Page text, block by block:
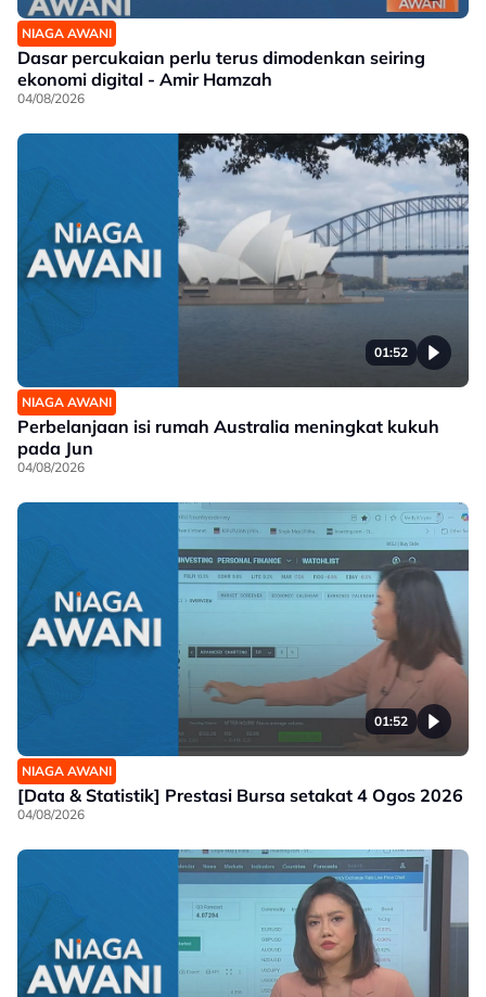
NIAGA AWANI
Dasar percukaian perlu terus dimodenkan seiring
ekonomi digital - Amir Hamzah
04/08/2026
01:52
NIAGA AWANI
Perbelanjaan isi rumah Australia meningkat kukuh
pada Jun
04/08/2026
01:52
NIAGA AWANI
[Data & Statistik] Prestasi Bursa setakat 4 Ogos 2026
04/08/2026